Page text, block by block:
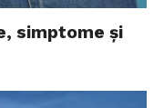
simptome și